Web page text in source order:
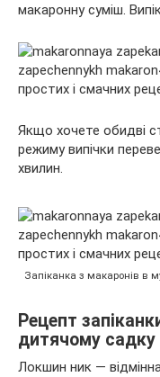
макаронну суміш.
Якщо хочете обидві
режиму випічки
хвилин.
Запіканка з макаронів в
Рецепт
дитячому садку
Локшин ник —